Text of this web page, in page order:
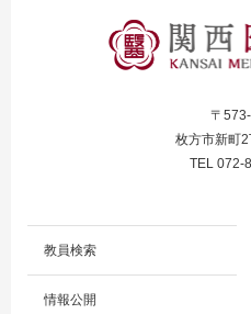
〒
枚方市新町
TEL 072-
教員検索
情報公開